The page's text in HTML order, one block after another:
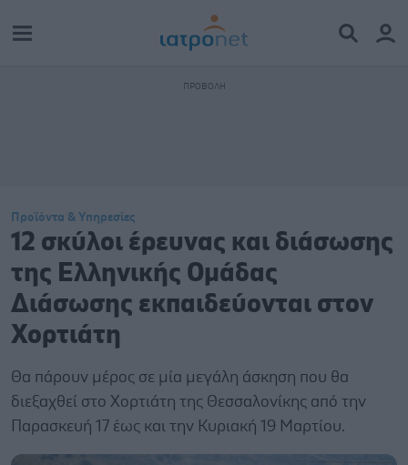
Προϊόντα & Υπηρεσίες
12 σκύλοι έρευνας και διάσωσης
της Ελληνικής Ομάδας
Διάσωσης εκπαιδεύονται στον
Χορτιάτη
Θα πάρουν μέρος σε μία μεγάλη άσκηση που θα
διεξαχθεί στο Χορτιάτη της Θεσσαλονίκης από την
Παρασκευή 17 έως και την Κυριακή 19 Μαρτίου.